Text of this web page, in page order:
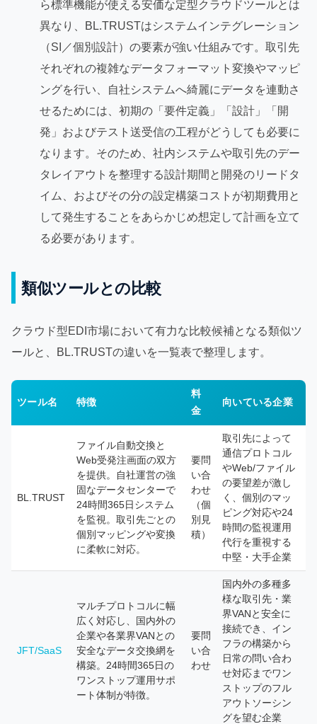
ら標準機能が使える安価な定型クラウドツールとは
異なり、BL.TRUSTはシステムインテグレーション
（SI／個別設計）の要素が強い仕組みです。取引先
それぞれの複雑なデータフォーマット変換やマッピ
ングを行い、自社システムへ綺麗にデータを連動さ
せるためには、初期の「要件定義」「設計」「開
発」およびテスト送受信の工程がどうしても必要に
なります。そのため、社内システムや取引先のデー
タレイアウトを整理する設計期間と開発のリードタ
イム、およびその分の設定構築コストが初期費用と
して発生することをあらかじめ想定して計画を立て
る必要があります。
類似ツールとの比較
クラウド型EDI市場において有力な比較候補となる類似ツ
ールと、BL.TRUSTの違いを一覧表で整理します。
ツール名 特徴
料
金
向いている企業
BL.TRUST
ファイル自動交換と
Web受発注画面の双方
を提供。自社運営の強
固なデータセンターで
24時間365日システム
を監視。取引先ごとの
個別マッピングや変換
に柔軟に対応。
要問
い合
わせ
（個
別見
積）
取引先によって
通信プロトコル
やWeb/ファイル
の要望差が激し
く、個別のマッ
ピング対応や24
時間の監視運用
代行を重視する
中堅・大手企業
JFT/SaaS
マルチプロトコルに幅
広く対応し、国内外の
企業や各業界VANとの
安全なデータ交換網を
構築。24時間365日の
ワンストップ運用サポ
ート体制が特徴。
要問
い合
わせ
国内外の多種多
様な取引先・業
界VANと安全に
接続でき、イン
フラの構築から
日常の問い合わ
せ対応までワン
ストップのフル
アウトソーシン
グを望む企業